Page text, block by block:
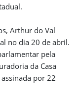
Arthur do Val
no dia 20 de abril.
pela
da Casa
por 22